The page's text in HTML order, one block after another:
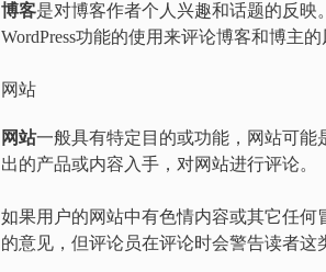
博客是对博客作者个人兴趣和话题的反
WordPress功能的使用来评论博客和博主的
网站
网站一般具有特定目的或功能，网站可
出的产品或内容入手，对网站进行评论。
如果用户的网站中有色情内容或其它任何
的意见，但评论员在评论时会警告读者这